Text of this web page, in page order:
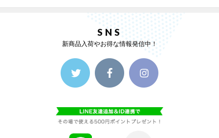
SNS
新商品入荷やお得な情報発信中！